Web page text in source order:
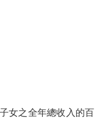
女之全年總收入的百